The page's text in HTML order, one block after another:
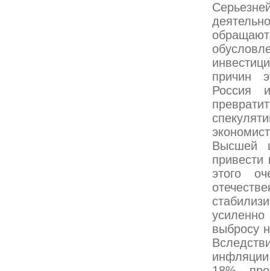
причин
Россия
Высшей
привести
этого
выбросу